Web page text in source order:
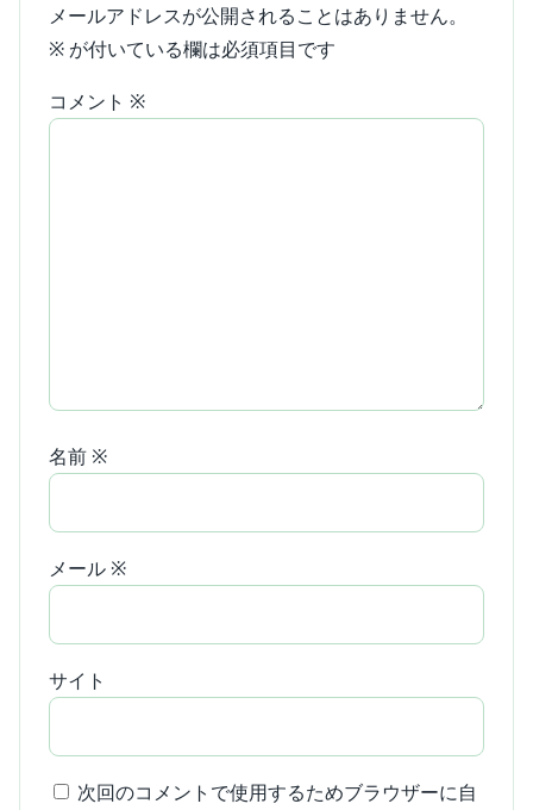
メールアドレスが公開されることはありません。
※ が付いている欄は必須項目です
コメント ※
名前 ※
メール ※
サイト
次回のコメントで使用するためブラウザーに自